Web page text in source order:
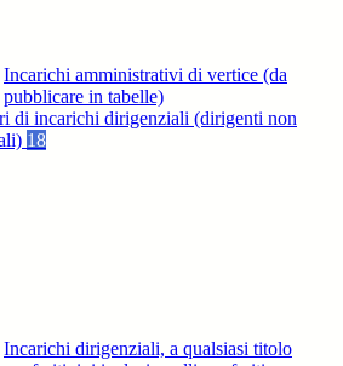
Incarichi amministrativi di vertice (da
pubblicare in tabelle)
di incarichi dirigenziali (dirigenti non
18
Incarichi dirigenziali, a qualsiasi titolo